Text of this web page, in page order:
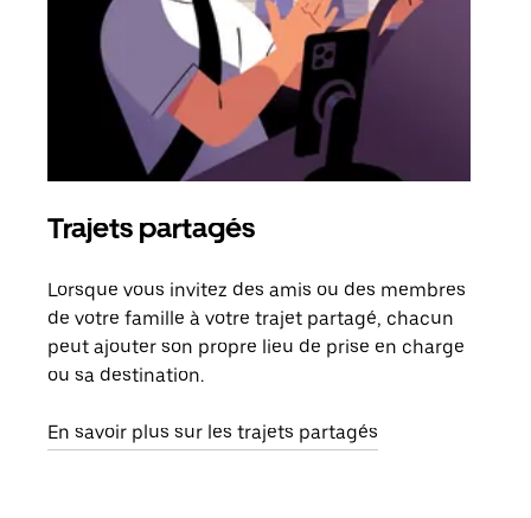
Trajets partagés
Lorsque vous invitez des amis ou des membres
de votre famille à votre trajet partagé, chacun
peut ajouter son propre lieu de prise en charge
ou sa destination.
En savoir plus sur les trajets partagés